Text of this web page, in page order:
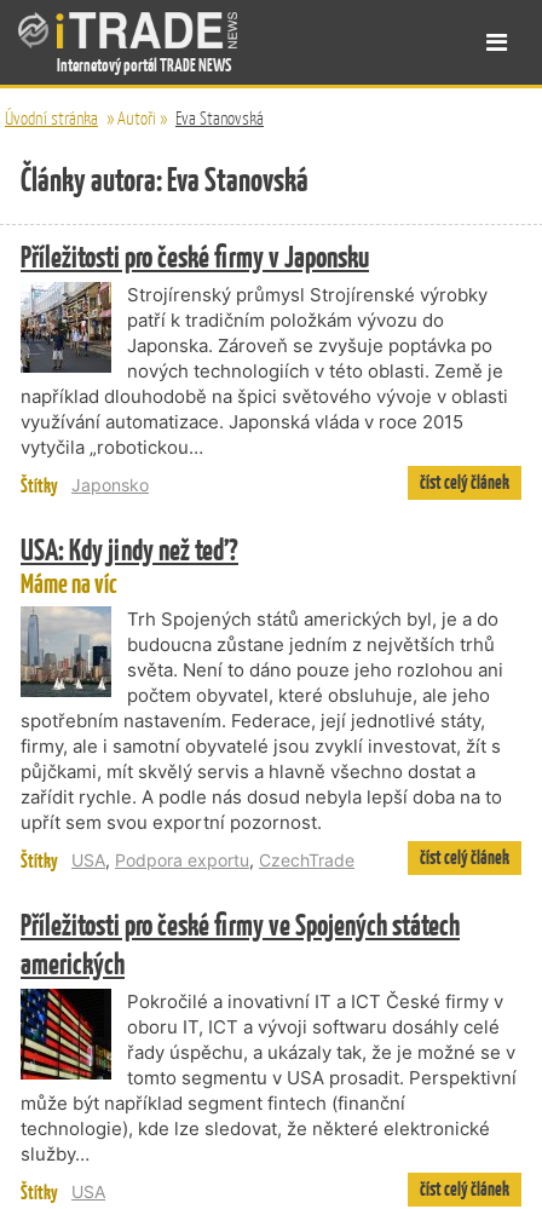
Internetový portál TRADE NEWS
Úvodní stránka »Autoři » Eva Stanovská
Články autora: Eva Stanovská
Příležitosti pro české firmy v Japonsku
Strojírenský průmysl Strojírenské výrobky
patří k tradičním položkám vývozu do
Japonska. Zároveň se zvyšuje poptávka po
nových technologiích v této oblasti. Země je
například dlouhodobě na špici světového vývoje v oblasti
využívání automatizace. Japonská vláda v roce 2015
vytyčila „robotickou…
Štítky Japonsko číst celý článek
USA: Kdy jindy než teď?
Máme na víc
Trh Spojených států amerických byl, je a do
budoucna zůstane jedním z největších trhů
světa. Není to dáno pouze jeho rozlohou ani
počtem obyvatel, které obsluhuje, ale jeho
spotřebním nastavením. Federace, její jednotlivé státy,
firmy, ale i samotní obyvatelé jsou zvyklí investovat, žít s
půjčkami, mít skvělý servis a hlavně všechno dostat a
zařídit rychle. A podle nás dosud nebyla lepší doba na to
upřít sem svou exportní pozornost.
Štítky USA, Podpora exportu, CzechTrade číst celý článek
Příležitosti pro české firmy ve Spojených státech
amerických
Pokročilé a inovativní IT a ICT České firmy v
oboru IT, ICT a vývoji softwaru dosáhly celé
řady úspěchu, a ukázaly tak, že je možné se v
tomto segmentu v USA prosadit. Perspektivní
může být například segment fintech (finanční
technologie), kde lze sledovat, že některé elektronické
služby…
Štítky USA číst celý článek